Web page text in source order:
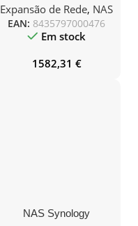
Bahías 3.5″- 2.5″/ 4GB
DDR4/ 16TB/ Formato
Torre
Expansão de Rede, NAS
EAN: 8435797000476
Em stock
1582,31 €
NAS Synology